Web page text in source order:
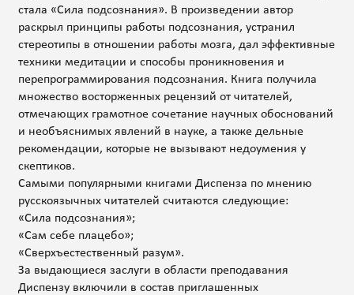
стала «Сила подсознания». В произведении автор
раскрыл принципы работы подсознания, устранил
стереотипы в отношении работы мозга, дал эффективные
техники медитации и способы проникновения и
перепрограммирования подсознания. Книга получила
множество восторженных рецензий от читателей,
отмечающих грамотное сочетание научных обоснований
и необъяснимых явлений в науке, а также дельные
рекомендации, которые не вызывают недоумения у
скептиков.
Самыми популярными книгами Диспенза по мнению
русскоязычных читателей считаются следующие:
«Сила подсознания»;
«Сам себе плацебо»;
«Сверхъестественный разум».
За выдающиеся заслуги в области преподавания
Диспензу включили в состав приглашенных